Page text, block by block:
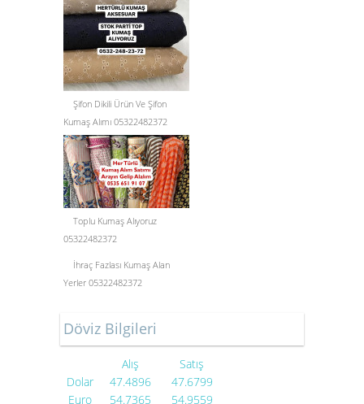
Şifon Dikili Ürün Ve Şifon
Kumaş Alımı 05322482372
Toplu Kumaş Alıyoruz
05322482372
İhraç Fazlası Kumaş Alan
Yerler 05322482372
Döviz Bilgileri
Alış
Satış
Dolar
47.4896
47.6799
Euro
54.7365 54.9559